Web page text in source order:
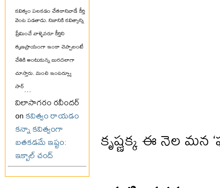
కవిత్వం పలకడం చేతకానివాడే కీర్తి
వెంట పడతాడు. నిజానికి కవిత్వాన్ని
ప్రేమించే వాళ్ళెవరూ కీర్తిని
తృణప్రాయంగా ఇంకా చెప్పాలంటే
చేతికి అంటుకున్న బురదలాగా
చూస్తారు. మంచి ఇంటర్వ్యూ
సార్...
విలాసాగరం రవీందర్
onకవిత్వం రాయడం
కన్నా కవిత్వంగా
బతకడమే ఇష్టం:
ఇక్బాల్ చంద్
కృష్ణక్క ఈ నెల మన